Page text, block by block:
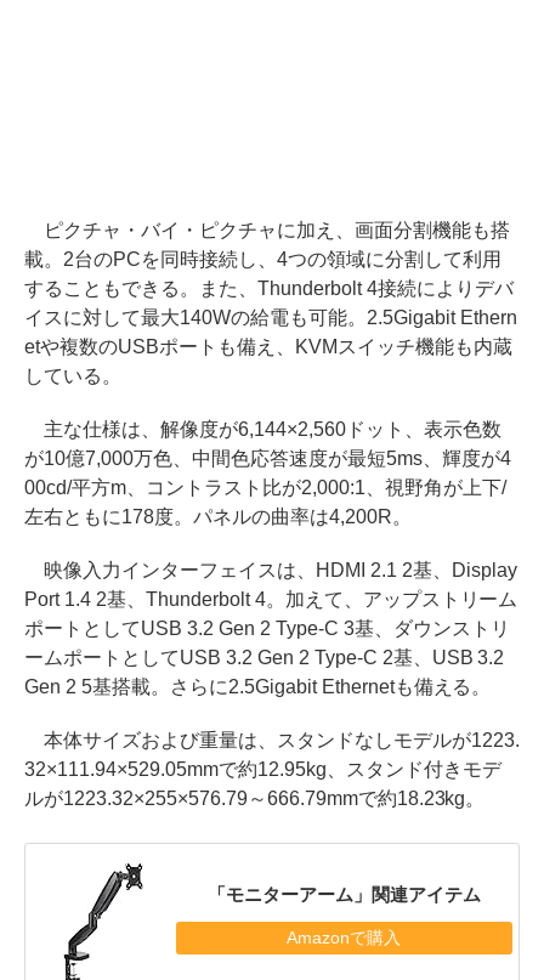
ピクチャ・バイ・ピクチャに加え、画面分割機能も搭
載。2台のPCを同時接続し、4つの領域に分割して利用
することもできる。また、Thunderbolt 4接続によりデバ
イスに対して最大140Wの給電も可能。2.5Gigabit Ethern
etや複数のUSBポートも備え、KVMスイッチ機能も内蔵
している。
主な仕様は、解像度が6,144×2,560ドット、表示色数
が10億7,000万色、中間色応答速度が最短5ms、輝度が4
00cd/平方m、コントラスト比が2,000:1、視野角が上下/
左右ともに178度。パネルの曲率は4,200R。
映像入力インターフェイスは、HDMI 2.1 2基、Display
Port 1.4 2基、Thunderbolt 4。加えて、アップストリーム
ポートとしてUSB 3.2 Gen 2 Type-C 3基、ダウンストリ
ームポートとしてUSB 3.2 Gen 2 Type-C 2基、USB 3.2
Gen 2 5基搭載。さらに2.5Gigabit Ethernetも備える。
本体サイズおよび重量は、スタンドなしモデルが1223.
32×111.94×529.05mmで約12.95kg、スタンド付きモデ
ルが1223.32×255×576.79～666.79mmで約18.23kg。
「モニターアーム」関連アイテム
Amazonで購入